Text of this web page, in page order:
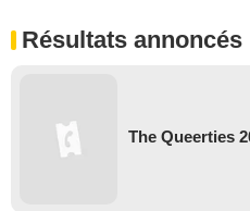
Résultats annoncés
The Queerties